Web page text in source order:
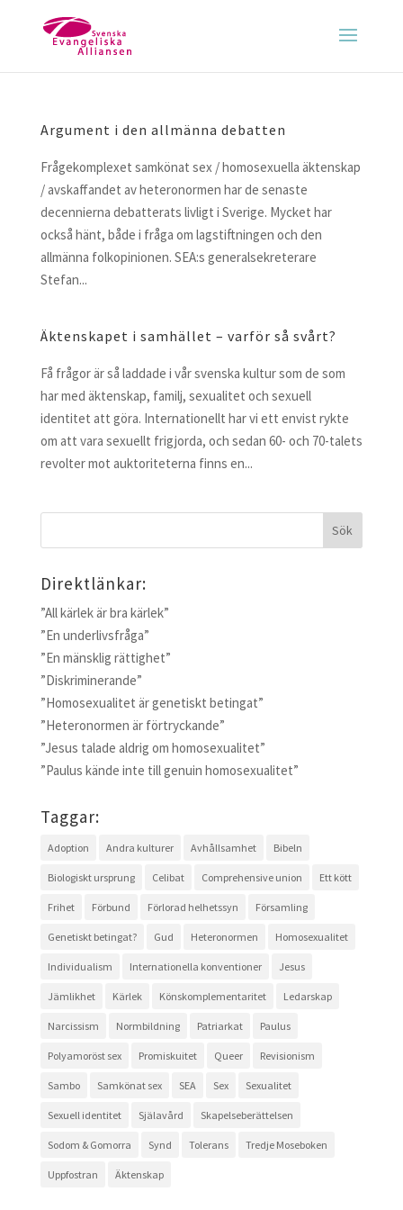
Argument i den allmänna debatten
Frågekomplexet samkönat sex / homosexuella äktenskap
/ avskaffandet av heteronormen har de senaste
decennierna debatterats livligt i Sverige. Mycket har
också hänt, både i fråga om lagstiftningen och den
allmänna folkopinionen. SEA:s generalsekreterare
Stefan...
Äktenskapet i samhället – varför så svårt?
Få frågor är så laddade i vår svenska kultur som de som
har med äktenskap, familj, sexualitet och sexuell
identitet att göra. Internationellt har vi ett envist rykte
om att vara sexuellt frigjorda, och sedan 60- och 70-talets
revolter mot auktoriteterna finns en...
Direktlänkar:
”All kärlek är bra kärlek”
”En underlivsfråga”
”En mänsklig rättighet”
”Diskriminerande”
”Homosexualitet är genetiskt betingat”
”Heteronormen är förtryckande”
”Jesus talade aldrig om homosexualitet”
”Paulus kände inte till genuin homosexualitet”
Taggar:
Adoption Andra kulturer Avhållsamhet Bibeln
Biologiskt ursprung Celibat Comprehensive union Ett kött
Frihet Förbund Förlorad helhetssyn Församling
Genetiskt betingat? Gud Heteronormen Homosexualitet
Individualism Internationella konventioner Jesus
Jämlikhet Kärlek Könskomplementaritet Ledarskap
Narcissism Normbildning Patriarkat Paulus
Polyamoröst sex Promiskuitet Queer Revisionism
Sambo Samkönat sex SEA Sex Sexualitet
Sexuell identitet Själavård Skapelseberättelsen
Sodom & Gomorra Synd Tolerans Tredje Moseboken
Uppfostran Äktenskap